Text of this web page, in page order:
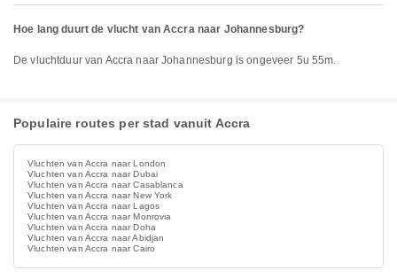
Hoe lang duurt de vlucht van Accra naar Johannesburg?
De vluchtduur van Accra naar Johannesburg is ongeveer 5u 55m.
Populaire routes per stad vanuit Accra
Vluchten van Accra naar London
Vluchten van Accra naar Dubai
Vluchten van Accra naar Casablanca
Vluchten van Accra naar New York
Vluchten van Accra naar Lagos
Vluchten van Accra naar Monrovia
Vluchten van Accra naar Doha
Vluchten van Accra naar Abidjan
Vluchten van Accra naar Cairo